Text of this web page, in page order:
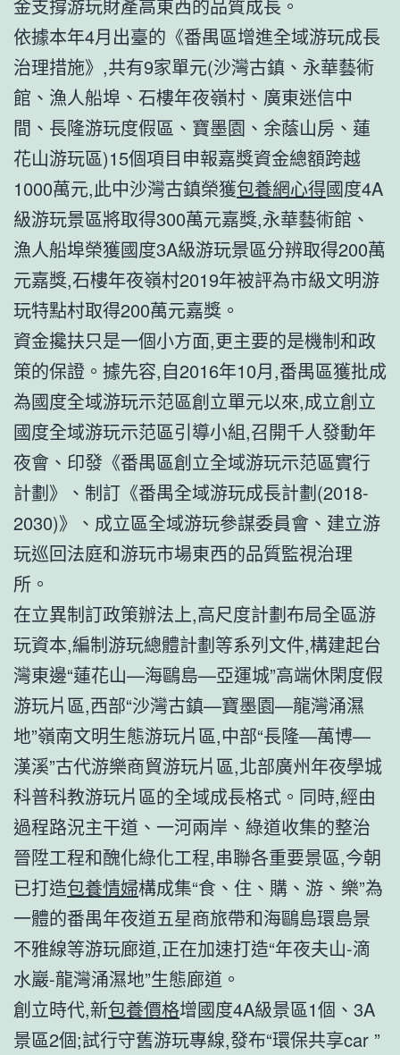
金支撐游玩財產高東西的品質成長。
依據本年4月出臺的《番禺區增進全域游玩成長
治理措施》,共有9家單元(沙灣古鎮、永華藝術
館、漁人船埠、石樓年夜嶺村、廣東迷信中
間、長隆游玩度假區、寶墨園、余蔭山房、蓮
花山游玩區)15個項目申報嘉獎資金總額跨越
1000萬元,此中沙灣古鎮榮獲包養網心得國度4A
級游玩景區將取得300萬元嘉獎,永華藝術館、
漁人船埠榮獲國度3A級游玩景區分辨取得200萬
元嘉獎,石樓年夜嶺村2019年被評為市級文明游
玩特點村取得200萬元嘉獎。
資金攙扶只是一個小方面,更主要的是機制和政
策的保證。據先容,自2016年10月,番禺區獲批成
為國度全域游玩示范區創立單元以來,成立創立
國度全域游玩示范區引導小組,召開千人發動年
夜會、印發《番禺區創立全域游玩示范區實行
計劃》、制訂《番禺全域游玩成長計劃(2018-
2030)》、成立區全域游玩參謀委員會、建立游
玩巡回法庭和游玩市場東西的品質監視治理
所。
在立異制訂政策辦法上,高尺度計劃布局全區游
玩資本,編制游玩總體計劃等系列文件,構建起台
灣東邊“蓮花山—海鷗島—亞運城”高端休閑度假
游玩片區,西部“沙灣古鎮—寶墨園—龍灣涌濕
地”嶺南文明生態游玩片區,中部“長隆—萬博—
漢溪”古代游樂商貿游玩片區,北部廣州年夜學城
科普科教游玩片區的全域成長格式。同時,經由
過程路況主干道、一河兩岸、綠道收集的整治
晉陞工程和醜化綠化工程,串聯各重要景區,今朝
已打造包養情婦構成集“食、住、購、游、樂”為
一體的番禺年夜道五星商旅帶和海鷗島環島景
不雅線等游玩廊道,正在加速打造“年夜夫山-滴
水巖-龍灣涌濕地”生態廊道。
創立時代,新包養價格增國度4A級景區1個、3A
景區2個;試行守舊游玩專線,發布“環保共享car ”